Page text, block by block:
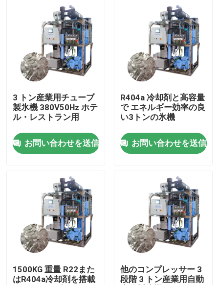
VRショー
わたしたち に つい て
品質管理
連絡 ください
引金 を 求め て ください
チューブアイスマシン
大きな立方体式氷機
3 トン産業用チューブ
製氷機 380V50Hz ホテ
ル・レストラン用
お問い合わせを送信
R404a 冷却剤と高容量
で エネルギー効率の良
い3トンの氷機
お問い合わせを送信
1500KG 重量 R22また
はR404a冷却剤を搭載
他のコンプレッサー 3
段階 3 トン産業用自動